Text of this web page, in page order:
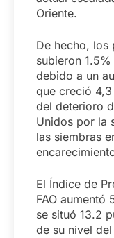
Oriente.
De hecho, los
subieron
debido a un
que creció
del deterioro
Unidos por la
las siembras
El Índice de
FAO aumentó
se situó 13.2
de su nivel